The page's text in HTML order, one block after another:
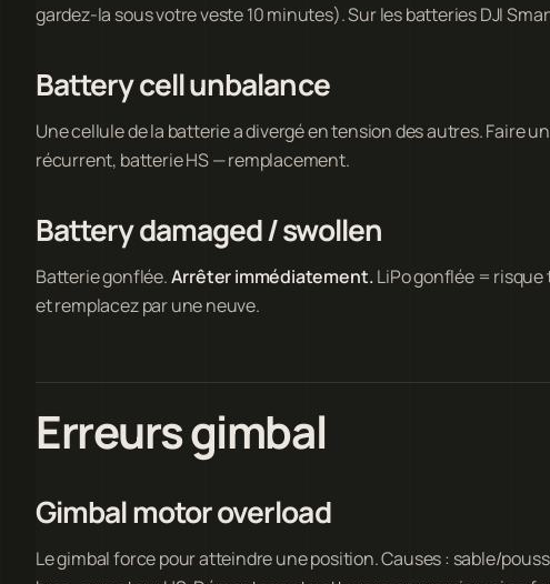
gardez-la sous votre veste 10 minutes). Sur les batteries DJI
Battery cell unbalance
Une cellule de la batterie a divergé en tension des autres. Faire
récurrent, batterie HS — remplacement.
Battery damaged / swollen
Batterie gonflée.Arrêter immédiatement.LiPo gonflée =
et remplacez par une neuve.
Erreurs gimbal
Gimbal motor overload
Le gimbal force pour atteindre une position. Causes : sable/